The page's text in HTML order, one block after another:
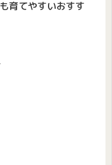
育てやすいおすす